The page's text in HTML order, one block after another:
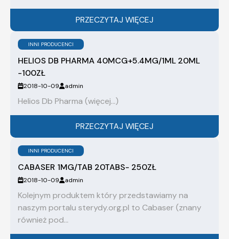
PRZECZYTAJ WIĘCEJ
INNI PRODUCENCI
HELIOS DB PHARMA 40MCG+5.4MG/1ML 20ML
-100ZŁ
2018-10-09 admin
Helios Db Pharma (więcej…)
PRZECZYTAJ WIĘCEJ
INNI PRODUCENCI
CABASER 1MG/TAB 20TABS- 250ZŁ
2018-10-09 admin
Kolejnym produktem który przedstawiamy na
naszym portalu sterydy.org.pl to Cabaser (znany
również pod...